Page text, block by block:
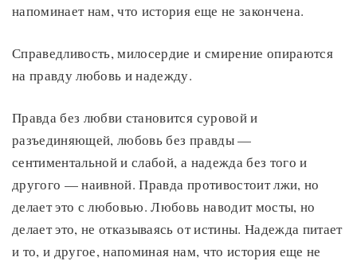
напоминает нам, что история еще не закончена.
Справедливость, милосердие и смирение опираются
на правду любовь и надежду.
Правда без любви становится суровой и
разъединяющей, любовь без правды —
сентиментальной и слабой, а надежда без того и
другого — наивной. Правда противостоит лжи, но
делает это с любовью. Любовь наводит мосты, но
делает это, не отказываясь от истины. Надежда питает
и то, и другое, напоминая нам, что история еще не